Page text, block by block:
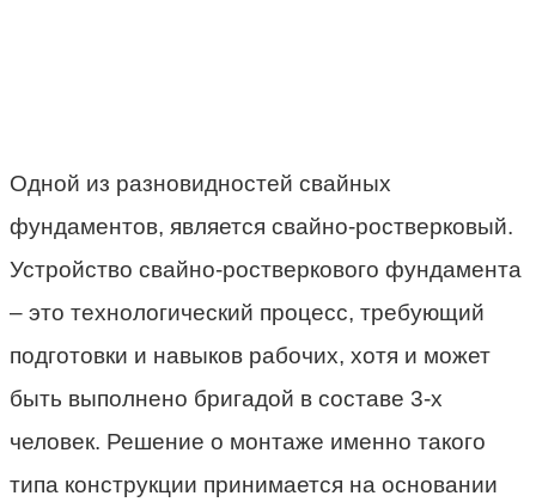
Одной из разновидностей свайных
фундаментов, является свайно-ростверковый.
Устройство свайно-ростверкового фундамента
– это технологический процесс, требующий
подготовки и навыков рабочих, хотя и может
быть выполнено бригадой в составе 3-х
человек. Решение о монтаже именно такого
типа конструкции принимается на основании